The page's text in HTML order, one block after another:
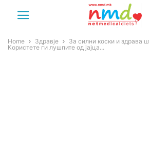
Home Здравје
За силни коски и здрава
Користете ги лушпите од јајца...